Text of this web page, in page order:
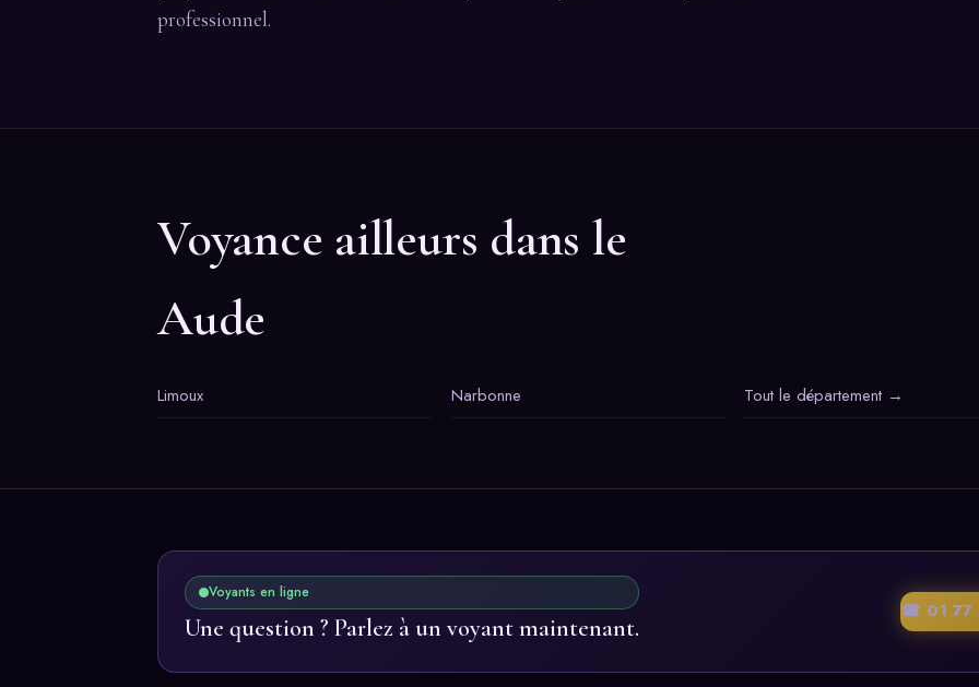
professionnel.
Voyance ailleurs dans le
Aude
Limoux Narbonne Tout le département →
Voyants en ligne
Une question ? Parlez à un voyant maintenant.
☎ 01 77